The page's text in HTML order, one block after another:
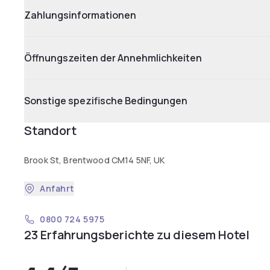
Zahlungsinformationen
Öffnungszeiten der Annehmlichkeiten
Sonstige spezifische Bedingungen
Standort
Brook St, Brentwood CM14 5NF, UK
Anfahrt
0800 724 5975
23 Erfahrungsberichte zu diesem Hotel